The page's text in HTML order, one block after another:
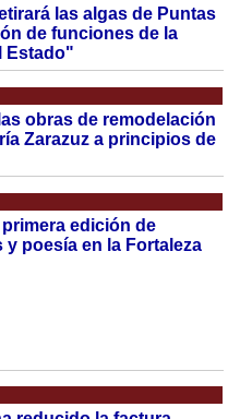
las algas de Puntas
de funciones de la
Estado"
obras de remodelación
Zarazuz a principios de
primera edición de
y poesía en la Fortaleza